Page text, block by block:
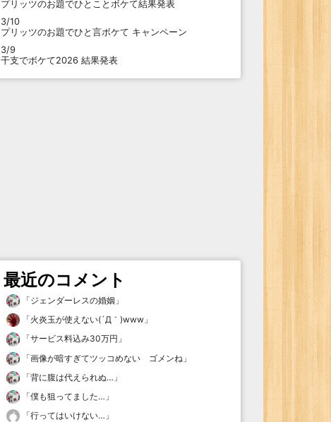
プリッツのお題でひとことボケて結果発表
3/10
プリッツのお題でひと言ボケて キャンペーン
3/9
干支でボケて2026 結果発表
最近のコメント
「ジェンダーレスの婚姻 」
「火炎玉が使えない(´Д｀)www 」
「サービス料込み30万円 」
「画像が暗すぎてツッコめない ゴメンね 」
「背に腹は代えられぬ… 」
「僕も狙ってました… 」
「行ってはいけない… 」